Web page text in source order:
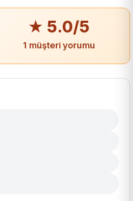
★ 5.0/5
1 müşteri yorumu